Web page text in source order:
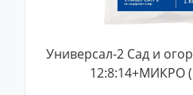
Универсал-2 Сад и
12:8:14+МИКРО